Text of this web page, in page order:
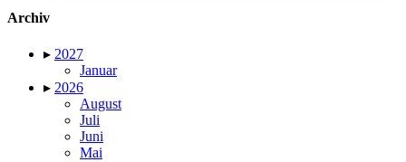
Archiv
▸ 2027
Januar
▸ 2026
August
Juli
Juni
Mai